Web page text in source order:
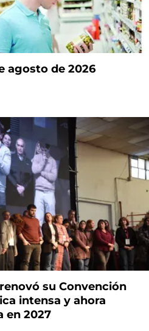
agosto de 2026
su Convención
intensa y ahora
en 2027